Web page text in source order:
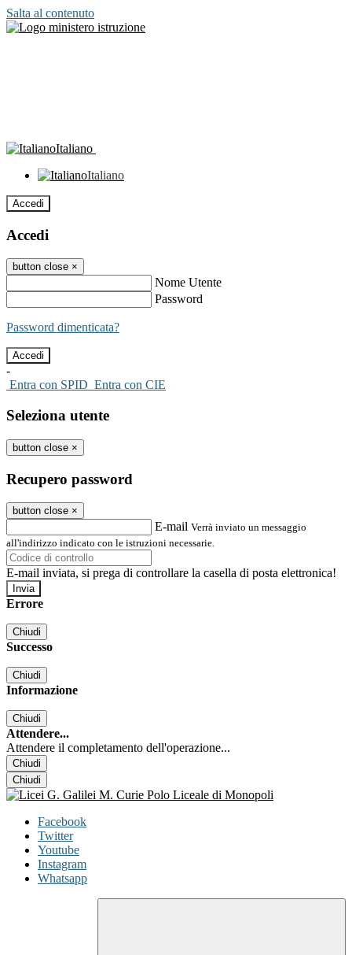
Salta al contenuto
Italiano
Italiano
Accedi
Accedi
button close ×
Nome Utente
Password
Password dimenticata?
-
Entra con SPID Entra con CIE
Seleziona utente
button close ×
Recupero password
button close ×
E-mail Verrà inviato un messaggio
all'indirizzo indicato con le istruzioni necessarie.
E-mail inviata, si prega di controllare la casella di posta elettronica!
Errore
Chiudi
Successo
Chiudi
Informazione
Chiudi
Attendere...
Attendere il completamento dell'operazione...
Chiudi
Chiudi
Facebook
Twitter
Youtube
Instagram
Whatsapp